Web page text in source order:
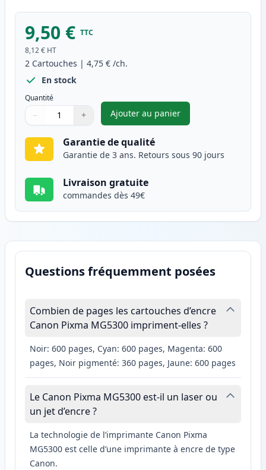
9,50 € TTC
8,12 € HT
2 Cartouches | 4,75 € /ch.
En stock
Quantité
Quantité
Utilisez les boutons pour ajuster
− +
Quantité
Ajouter au panier
,Pack de 2 Canon CLI-526Y
Garantie de qualité
Garantie de 3 ans. Retours sous 90 jours
Livraison gratuite
commandes dès 49€
Questions fréquemment posées
Combien de pages les cartouches d’encre
Canon Pixma MG5300 impriment-elles ?
Noir: 600 pages, Cyan: 600 pages, Magenta: 600
pages, Noir pigmenté: 360 pages, Jaune: 600 pages
Le Canon Pixma MG5300 est-il un laser ou
un jet d’encre ?
La technologie de l’imprimante Canon Pixma
MG5300 est celle d’une imprimante à encre de type
Canon.